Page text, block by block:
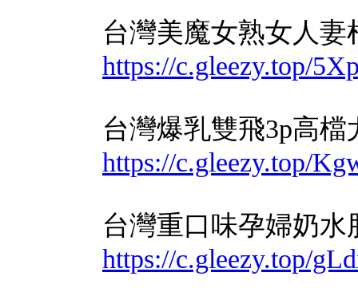
台灣美魔女熟女人妻
https://c.gleezy.top/
台灣爆乳雙飛3p高檔
https://c.gleezy.top/
台灣重口味孕婦奶水
https://c.gleezy.top/